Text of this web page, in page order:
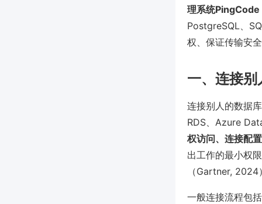
理系统PingCode
PostgreSQL、
权、保证传输安
一、连接
连接别人的数据
RDS、Azure
权访问、连接配
出工作的最小权
（Gartner,
一般连接流程包